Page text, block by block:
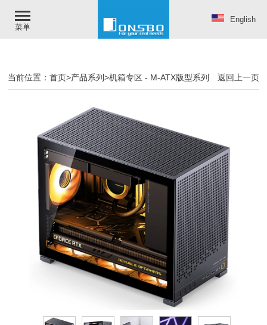
菜单
English
返回上一页
当前位置：首页>产品系列>机箱专区 - M-ATX版型系列